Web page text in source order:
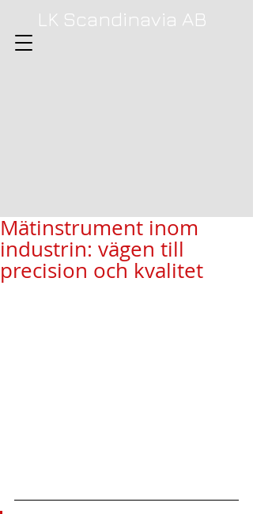
LK Scandinavia AB
Mätinstrument inom
industrin: vägen till
precision och kvalitet